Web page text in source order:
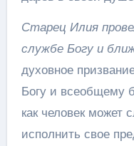
Старец Илия
службе Богу и
духовное
Богу и всеобщему
как человек может
исполнить свое